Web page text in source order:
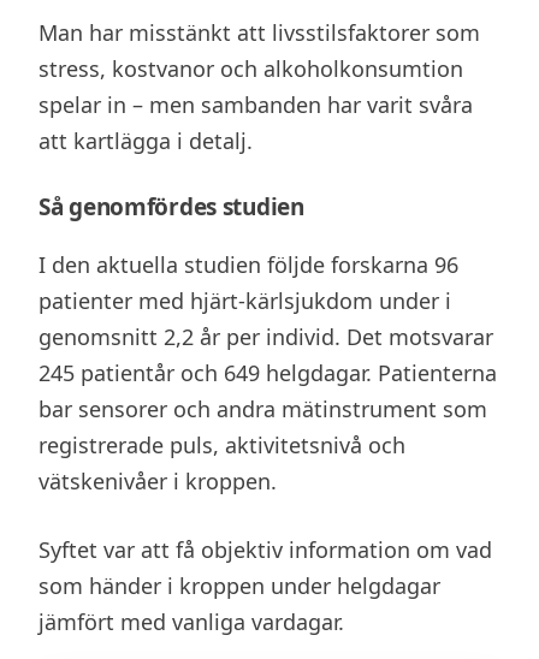
Man har misstänkt att livsstilsfaktorer som
stress, kostvanor och alkoholkonsumtion
spelar in – men sambanden har varit svåra
att kartlägga i detalj.
Så genomfördes studien
I den aktuella studien följde forskarna 96
patienter med hjärt-kärlsjukdom under i
genomsnitt 2,2 år per individ. Det motsvarar
245 patientår och 649 helgdagar. Patienterna
bar sensorer och andra mätinstrument som
registrerade puls, aktivitetsnivå och
vätskenivåer i kroppen.
Syftet var att få objektiv information om vad
som händer i kroppen under helgdagar
jämfört med vanliga vardagar.